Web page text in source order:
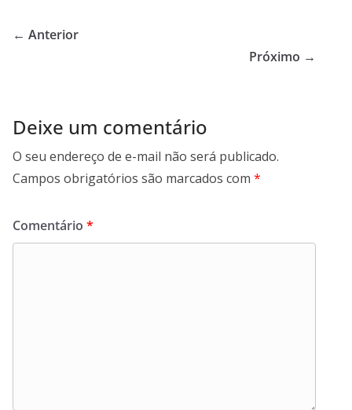
b
← Anterior
Próximo →
Deixe um comentário
O seu endereço de e-mail não será publicado.
Campos obrigatórios são marcados com *
Comentário *